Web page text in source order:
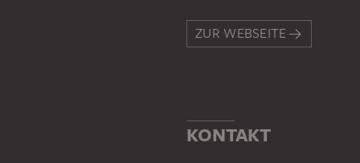
ZUR WEBSEITE
KONTAKT